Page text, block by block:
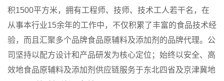
积1500平方米，拥有工程师、技师、技术工人若干名，在
从事本行业15余年的工作中，不仅积累了丰富的食品技术经
验，而且汇聚多个品牌食品原辅料及添加剂的品牌代理。公
司坚持以配方设计和产品研发为核心定位；始终以安全、高
效地食品原辅料及添加剂供应链服务于东北四省及京津冀地